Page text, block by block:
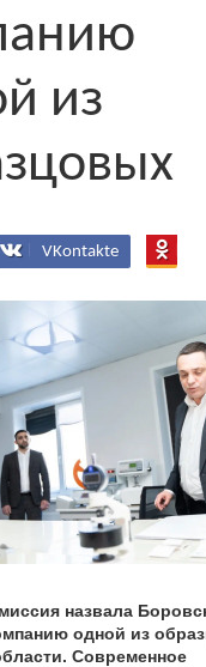
из
VKontakte
назвала
одной из
Современное